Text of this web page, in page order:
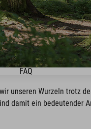
FAQ
unseren Wurzeln trotz
damit ein bedeutender